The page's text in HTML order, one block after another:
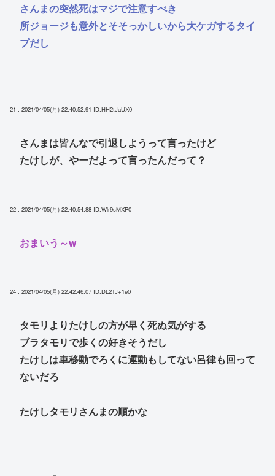
さんまの突然死はマジで注意すべき
所ジョージも意外とそそっかしいから大ケガするタイ
プだし
21 : 2021/04/05(月) 22:40:52.91 ID:HH2tJaUX0
さんまは皆んなで引退しようって言ったけど
たけしが、やーだよって言ったんだって？
22 : 2021/04/05(月) 22:40:54.88 ID:Wlr9sMXP0
おまいう～w
24 : 2021/04/05(月) 22:42:46.07 ID:DL2TJ+1e0
タモリよりたけしの方が早く死ぬ気がする
ブラタモリで歩くの好きそうだし
たけしは車移動でろくに運動もしてない呂律も回って
ないだろ
たけしタモリさんまの順かな